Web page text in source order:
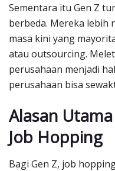
Sementara itu Gen Z
berbeda. Mereka lebih
masa kini yang
atau outsourcing.
perusahaan menjadi
perusahaan bisa
Alasan
Job Hopping
Bagi Gen Z, job